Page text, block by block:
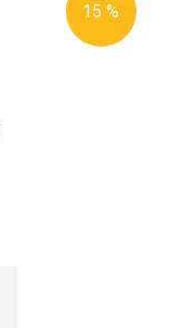
15 %